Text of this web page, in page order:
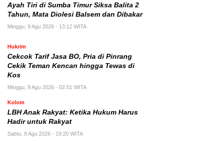
Ayah Tiri di Sumba Timur Siksa Balita 2
Tahun, Mata Diolesi Balsem dan Dibakar
Minggu, 9 Agu 2026 - 13:12 WITA
Hukrim
Cekcok Tarif Jasa BO, Pria di Pinrang
Cekik Teman Kencan hingga Tewas di
Kos
Minggu, 9 Agu 2026 - 02:51 WITA
Kolom
LBH Anak Rakyat: Ketika Hukum Harus
Hadir untuk Rakyat
Sabtu, 8 Agu 2026 - 19:20 WITA